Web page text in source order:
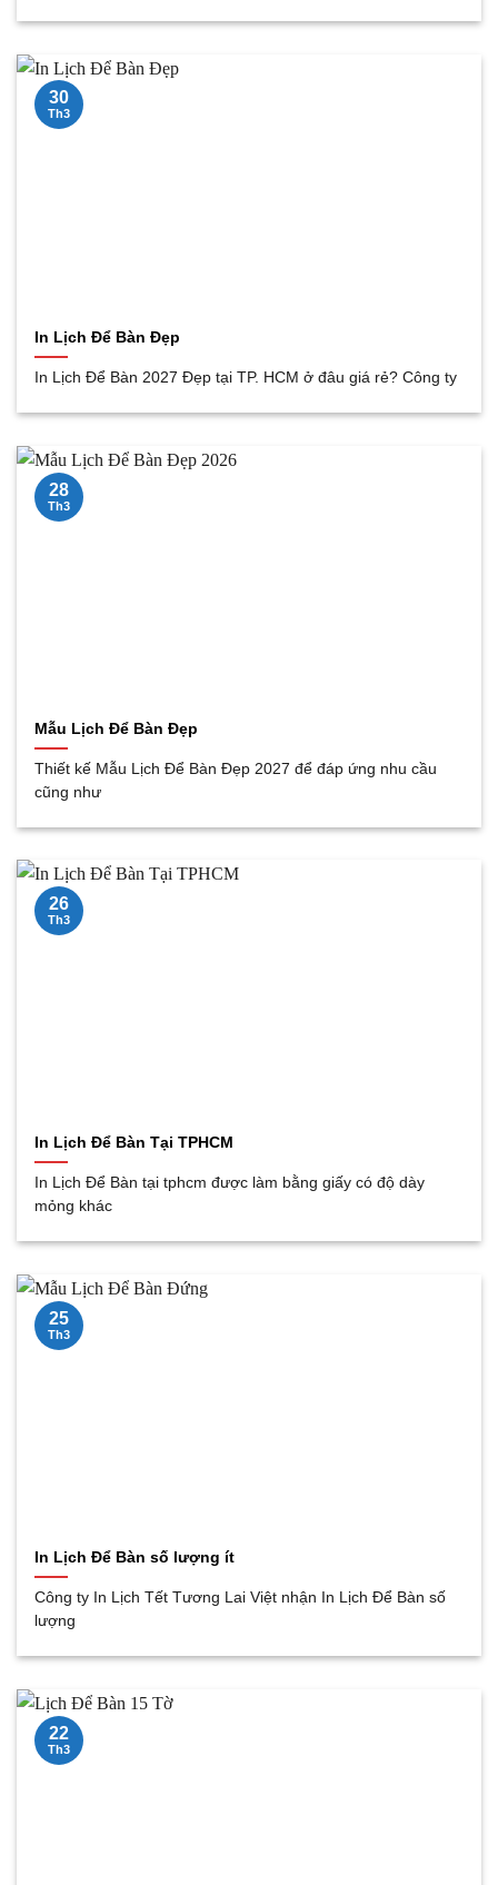
In Lịch Để Bàn Đẹp
In Lịch Để Bàn 2027 Đẹp tại TP. HCM ở đâu giá rẻ? Công ty
30
Th3
Mẫu Lịch Để Bàn Đẹp
Thiết kế Mẫu Lịch Để Bàn Đẹp 2027 để đáp ứng nhu cầu
cũng như
28
Th3
In Lịch Để Bàn Tại TPHCM
In Lịch Để Bàn tại tphcm được làm bằng giấy có độ dày
mỏng khác
26
Th3
In Lịch Để Bàn số lượng ít
Công ty In Lịch Tết Tương Lai Việt nhận In Lịch Để Bàn số
lượng
25
Th3
22
Th3